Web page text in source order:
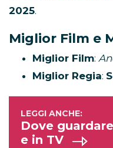
2025.
Miglior Film e
Miglior Film:
Miglior Regia:
Dove
e in TV